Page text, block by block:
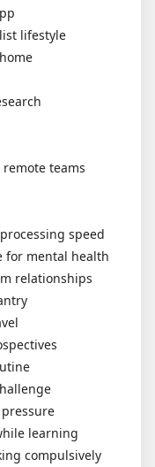
lifestyle
teams
speed
for mental health
relationships
learning
compulsively